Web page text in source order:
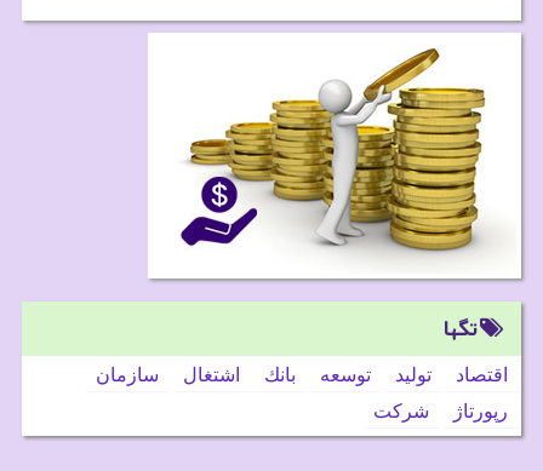
تگها
اقتصاد تولید توسعه بانك اشتغال
سازمان
رپورتاژ
شركت